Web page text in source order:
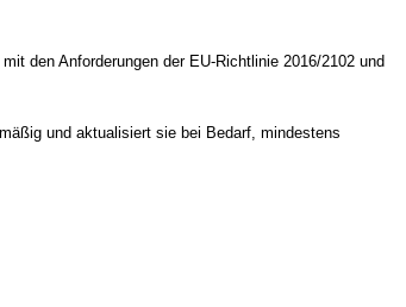
den Anfor­de­run­gen der EU-Richtlinie 2016/2102 und
und aktua­li­siert sie bei Bedarf, min­des­tens